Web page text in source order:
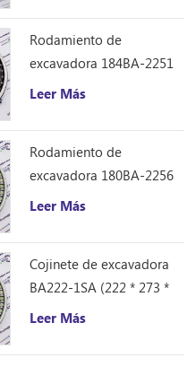
Rodamiento de
excavadora 184BA-2251
(184 * 226 * 21.5)
Leer Más
Rodamiento de
excavadora 180BA-2256
(180 * 225 * 21,5)
Leer Más
Cojinete de excavadora
BA222-1SA (222 * 273 *
26)
Leer Más